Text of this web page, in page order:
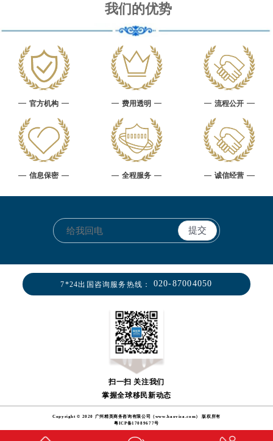
我们的优势
官方机构 费用透明 流程公开
信息保密 全程服务 诚信经营
7*24出国咨询服务热线： 020-87004050
扫一扫 关注我们
掌握全球移民新动态
Copyright © 2020 广州精英商务咨询有限公司（www.haovisa.com） 版权所有
粤ICP备17089677号